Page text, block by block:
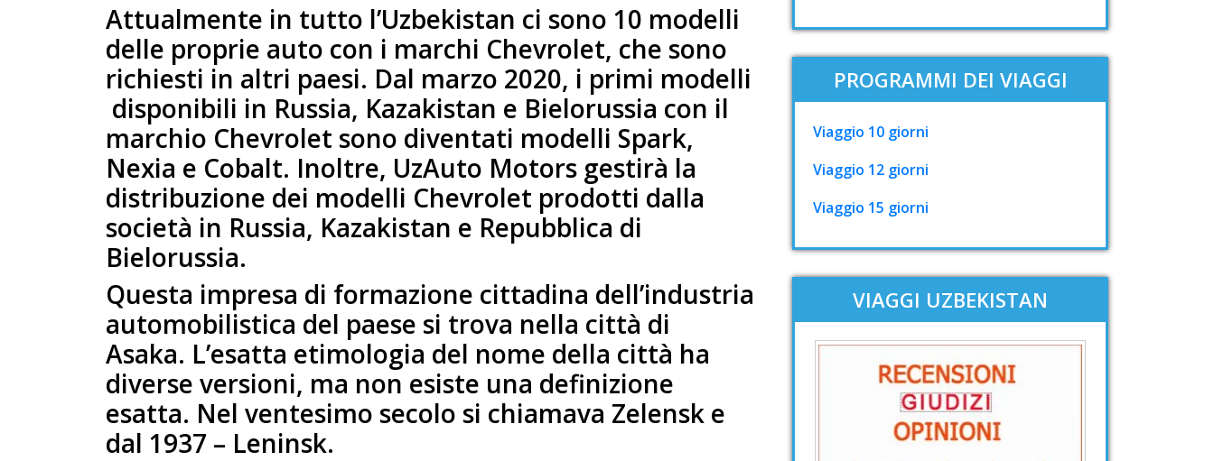
Attualmente in tutto l’Uzbekistan ci sono 10 modelli
delle proprie auto con i marchi Chevrolet, che sono
richiesti in altri paesi. Dal marzo 2020, i primi modelli
disponibili in Russia, Kazakistan e Bielorussia con il
marchio Chevrolet sono diventati modelli Spark,
Nexia e Cobalt. Inoltre, UzAuto Motors gestirà la
distribuzione dei modelli Chevrolet prodotti dalla
società in Russia, Kazakistan e Repubblica di
Bielorussia.
Questa impresa di formazione cittadina dell’industria
automobilistica del paese si trova nella città di
Asaka. L’esatta etimologia del nome della città ha
diverse versioni, ma non esiste una definizione
esatta. Nel ventesimo secolo si chiamava Zelensk e
dal 1937 – Leninsk.
PROGRAMMI DEI VIAGGI
Viaggio 10 giorni
Viaggio 12 giorni
Viaggio 15 giorni
VIAGGI UZBEKISTAN